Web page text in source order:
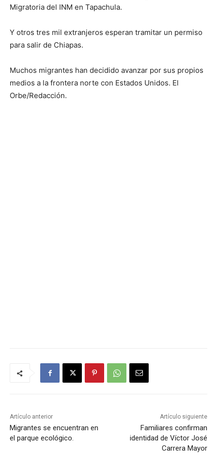
Migratoria del INM en Tapachula.
Y otros tres mil extranjeros esperan tramitar un permiso
para salir de Chiapas.
Muchos migrantes han decidido avanzar por sus propios
medios a la frontera norte con Estados Unidos. El
Orbe/Redacción.
Artículo anterior
Migrantes se encuentran en
el parque ecológico.
Artículo siguiente
Familiares confirman
identidad de Víctor José
Carrera Mayor